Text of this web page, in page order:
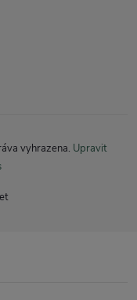
vyhrazena. Upravit